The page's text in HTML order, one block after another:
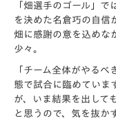
「畑選手のゴール」で
を決めた名倉巧の自信
畑に感謝の意を込めな
少々。
「チーム全体がやるべ
態で試合に臨めています
が、
いま結果を出して
と思う ので、気を抜か